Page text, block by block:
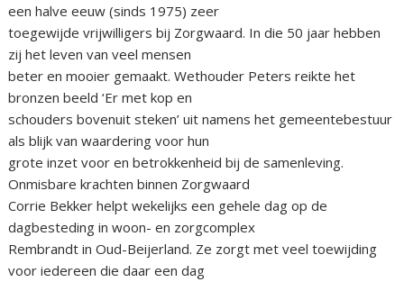
een halve eeuw (sinds 1975) zeer
toegewijde vrijwilligers bij Zorgwaard. In die 50 jaar hebben
zij het leven van veel mensen
beter en mooier gemaakt. Wethouder Peters reikte het
bronzen beeld ‘Er met kop en
schouders bovenuit steken’ uit namens het gemeentebestuur
als blijk van waardering voor hun
grote inzet voor en betrokkenheid bij de samenleving.
Onmisbare krachten binnen Zorgwaard
Corrie Bekker helpt wekelijks een gehele dag op de
dagbesteding in woon- en zorgcomplex
Rembrandt in Oud-Beijerland. Ze zorgt met veel toewijding
voor iedereen die daar een dag